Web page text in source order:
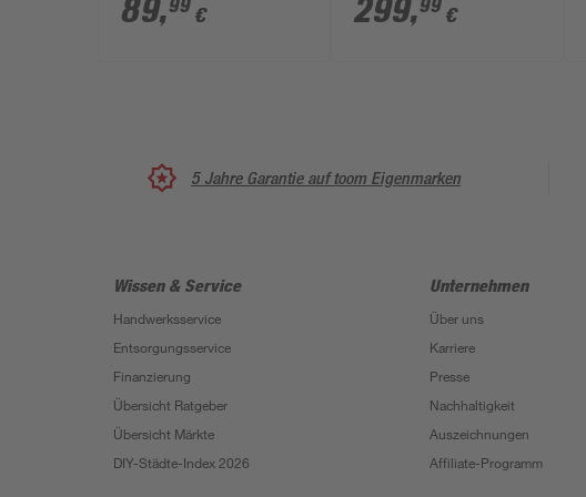
89,99 €
24,3 cm
299,99 €
5 Jahre Garantie auf toom Eigenmarken
Wissen & Service
Handwerksservice
Entsorgungsservice
Finanzierung
Übersicht Ratgeber
Übersicht Märkte
DIY-Städte-Index 2026
Unternehmen
Über uns
Karriere
Presse
Nachhaltigkeit
Auszeichnungen
Affiliate-Programm